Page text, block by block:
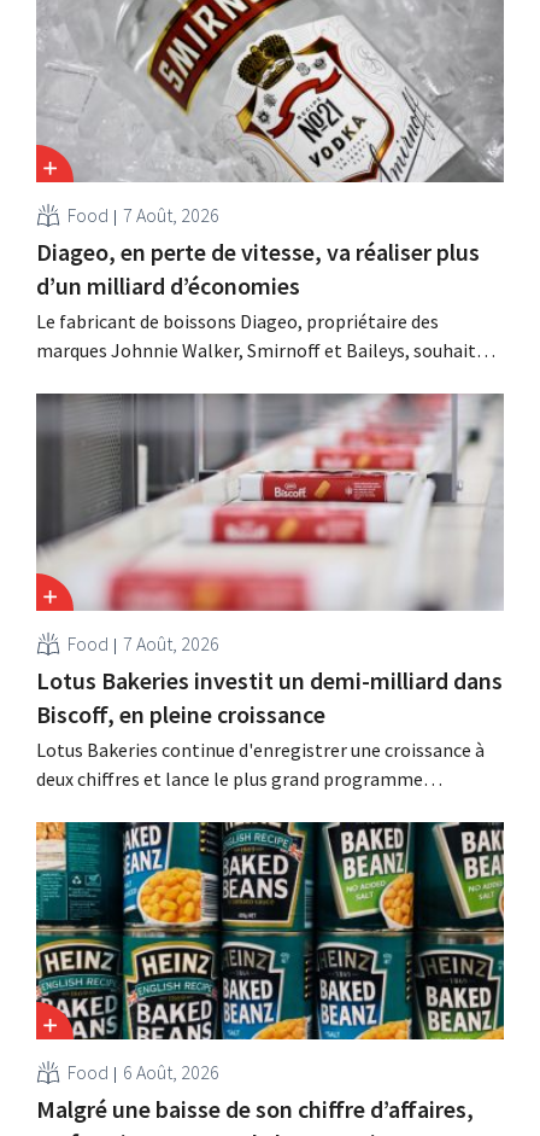
Food 7 Août, 2026
Diageo, en perte de vitesse, va réaliser plus
d’un milliard d’économies
Le fabricant de boissons Diageo, propriétaire des
marques Johnnie Walker, Smirnoff et Baileys, souhaite,
considérablement ses coûts tout en investissant dans la
croissance, notamment pour Guinness et les cocktails
prêts à boire.
Food 7 Août, 2026
Lotus Bakeries investit un demi-milliard dans
Biscoff, en pleine croissance
Lotus Bakeries continue d'enregistrer une croissance à
deux chiffres et lance le plus grand programme
capacité de production de Biscoff : « Nous devons saisir
cette opportunité ».
Food 6 Août, 2026
Malgré une baisse de son chiffre d’affaires,